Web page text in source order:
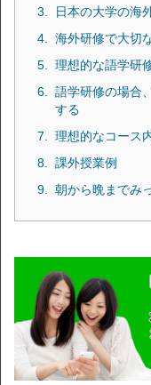
日本の大学の海
海外研修で大切
理想的な語学研
語学研修の場合
する
理想的なコース
課外授業例
朝から晩までみ